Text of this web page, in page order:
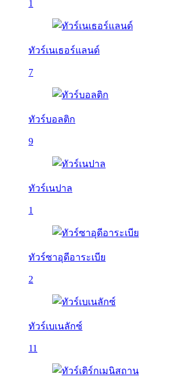
1
ทัวร์เนเธอร์แลนด์
7
ทัวร์บอลติก
9
ทัวร์เนปาล
1
ทัวร์ซาอุดีอาระเบีย
2
ทัวร์เบเนลักซ์
11